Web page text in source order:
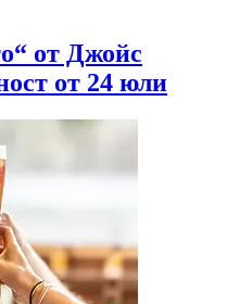
от Джойс
от 24 юли